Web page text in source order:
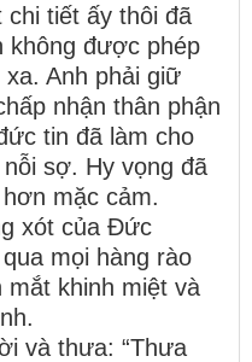
tiết ấy thôi đã
không được phép
Anh phải giữ
nhận thân phận
tin đã làm cho
sợ. Hy vọng đã
mặc cảm.
xót của Đức
mọi hàng rào
mắt khinh miệt và
và thưa: “Thưa